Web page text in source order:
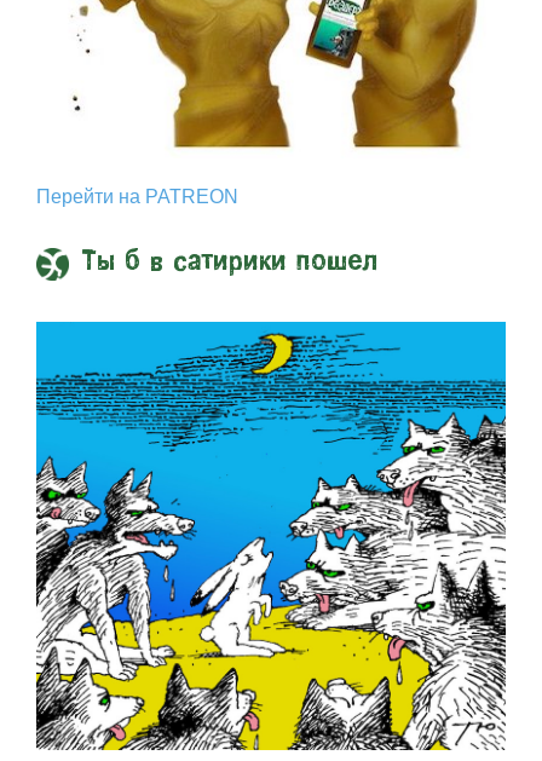
Перейти на PATREON
Ты б в сатирики пошел